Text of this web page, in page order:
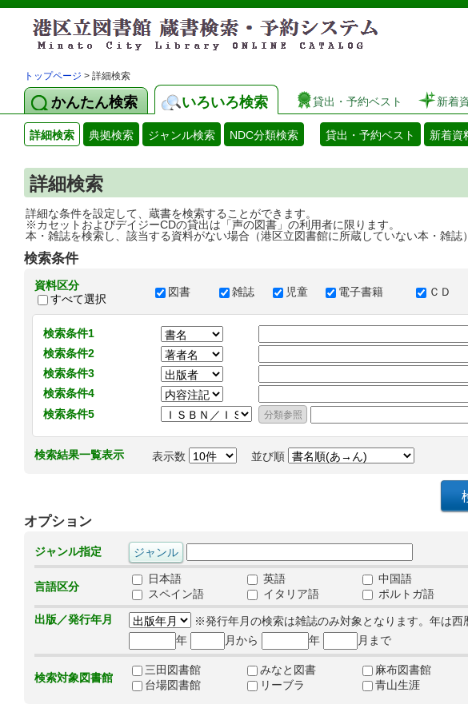
港区立図書館
トップページ > 詳細検索
かんたん検索 いろいろ検索 貸出・予約ベスト 新着
詳細検索 典拠検索 ジャンル検索 NDC分類検索 貸出・予約ベスト 新着資
詳細検索
詳細な条件を設定して、蔵書を検索することができます。
※カセットおよびデイジーCDの貸出は「声の図書」の利用者に限ります。
本・雑誌を検索し、該当する資料がない場合（港区立図書館に所蔵していない本・雑誌
検索条件
資料区分
すべて選択
図書 雑誌 児童 電子書籍 ＣＤ
検索条件1
検索条件2
検索条件3
検索条件4
検索条件5
検索結果一覧表示 表示数 並び順
オプション
ジャンル指定
言語区分
日本語 英語 中国語
スペイン語
イタリア語 ポルトガ語
出版／発行年月
※発行年月の検索は雑誌のみ対象となります。年は西
年
月から 年 月まで
検索対象図書館
三田図書館 みなと図書 麻布図書館
台場図書館
リーブラ 青山生涯